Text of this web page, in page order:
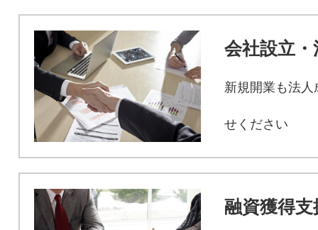
会社設立
新規開業も法人
せください
融資獲得支